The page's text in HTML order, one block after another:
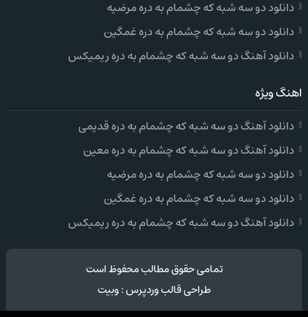
دانلود دو سه شبه که چشمام به دره مرضیه
دانلود دو سه شبه که چشمام به دره غمگین
دانلود آهنگ دو سه شبه که چشمام به دره ریمیکس
اهنگ ویژه
دانلود آهنگ دو سه شبه که چشمام به دره قدیمی
دانلود آهنگ دو سه شبه که چشمام به دره معین
دانلود دو سه شبه که چشمام به دره مرضیه
دانلود دو سه شبه که چشمام به دره غمگین
دانلود آهنگ دو سه شبه که چشمام به دره ریمیکس
تمامی حقوق مطالب محفوظ است
طراحی قالب وردپرس:وبیت